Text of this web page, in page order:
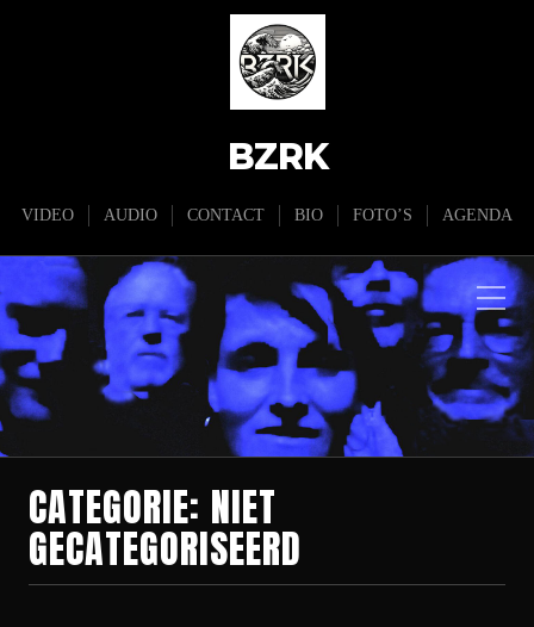
BZRK
VIDEO AUDIO CONTACT BIO FOTO’S AGENDA
CATEGORIE: NIET
GECATEGORISEERD